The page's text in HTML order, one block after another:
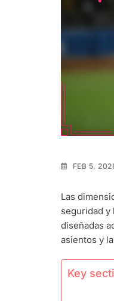
FEB 5,
Las
seguridad y
diseñadas
asientos y
Key